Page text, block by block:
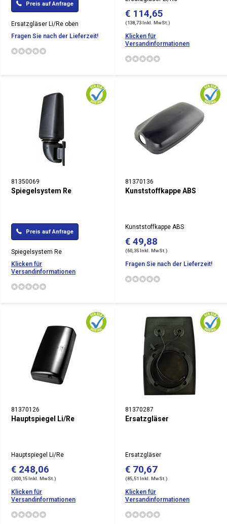
Preis auf Anfrage
Ersatzgläser Li/Re oben
Fragen Sie nach der Lieferzeit!
€ 114,65
(138,73 Inkl. MwSt.)
Klicken für
Versandinformationen
81350069
Spiegelsystem Re
Preis auf Anfrage
Spiegelsystem Re
Klicken für
Versandinformationen
81370136
Kunststoffkappe ABS
Kunststoffkappe ABS
€ 49,88
(60,35 Inkl. MwSt.)
Fragen Sie nach der Lieferzeit!
81370126
Hauptspiegel Li/Re
Hauptspiegel Li/Re
€ 248,06
(300,15 Inkl. MwSt.)
Klicken für
Versandinformationen
81370287
Ersatzgläser
Ersatzgläser
€ 70,67
(85,51 Inkl. MwSt.)
Klicken für
Versandinformationen